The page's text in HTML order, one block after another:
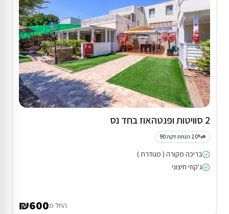
2 סוויטות ופנטהאוז בחד נס
20% הנחת דקה 90
בריכה מקורה ( מגודרת )
ג'קוזי חיצוני
החל מ₪600